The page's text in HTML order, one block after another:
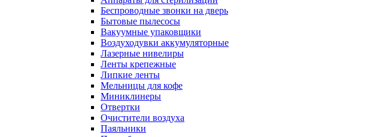
Беспроводные звонки на дверь
Бытовые пылесосы
Вакуумные упаковщики
Воздуходувки аккумуляторные
Лазерные нивелиры
Ленты крепежные
Липкие ленты
Мельницы для кофе
Миниклинеры
Отвертки
Очистители воздуха
Паяльники